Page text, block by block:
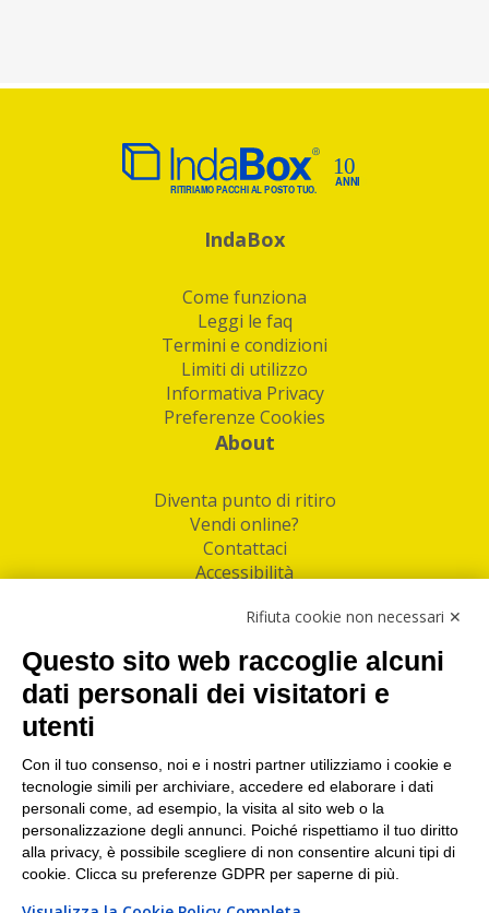
IndaBox
Come funziona
Leggi le faq
Termini e condizioni
Limiti di utilizzo
Informativa Privacy
Preferenze Cookies
About
Diventa punto di ritiro
Vendi online?
Contattaci
Accessibilità
Facebook
Linkedin
I nostri punti di ritiro e spedizione pacchi nelle
maggiori città italiane
Torino|Milano|Roma|Bologna|Firenze| Genova
Napoli|Varese
Rifiuta cookie non necessari ✕
Questo sito web raccoglie alcuni
dati personali dei visitatori e
utenti
Con il tuo consenso, noi e i nostri partner utilizziamo i cookie e
tecnologie simili per archiviare, accedere ed elaborare i dati
personali come, ad esempio, la visita al sito web o la
personalizzazione degli annunci. Poiché rispettiamo il tuo diritto
alla privacy, è possibile scegliere di non consentire alcuni tipi di
cookie. Clicca su preferenze GDPR per saperne di più.